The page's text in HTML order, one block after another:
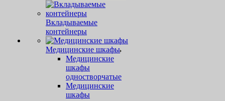
Вкладываемые
контейнеры
Медицинские шкафы
Медицинские
шкафы
одностворчатые
Медицинские
шкафы